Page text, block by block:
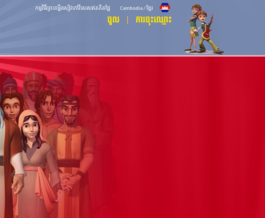
Cambodia / ខ្មែរ
កម្មវិធីព្រះគម្ពីរសៀវភៅវិសេសឥតគិតថ្លៃ
ចូល ការចុះឈ្មោះ